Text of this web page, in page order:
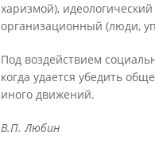
харизмой),
организационный (люди,
Под воздействием
когда удается убедить
иного движений.
В.П. Любин